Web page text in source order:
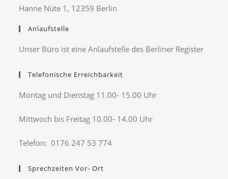
Hanne Nüte 1, 12359 Berlin
Anlaufstelle
Unser Büro ist eine Anlaufstelle des Berliner Register
Telefonische Erreichbarkeit
Montag und Dienstag 11.00- 15.00 Uhr
Mittwoch bis Freitag 10.00- 14.00 Uhr
Telefon: 0176 247 53 774
Sprechzeiten Vor- Ort